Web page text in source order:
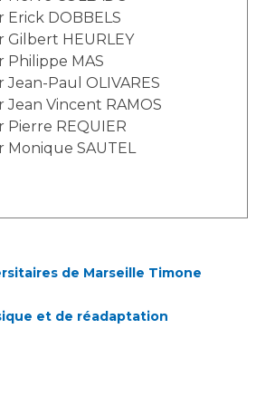
Erick DOBBELS
Gilbert HEURLEY
Philippe MAS
Jean-Paul OLIVARES
Jean Vincent RAMOS
Pierre REQUIER
Monique SAUTEL
de Marseille Timone
et de réadaptation